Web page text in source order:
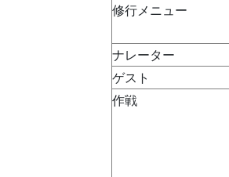
修行メニュー
ナレーター
ゲスト
作戦